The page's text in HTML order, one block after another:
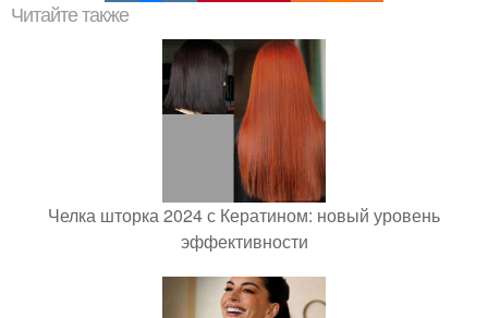
Читайте также
Челка шторка 2024 с Кератином: новый уровень
эффективности